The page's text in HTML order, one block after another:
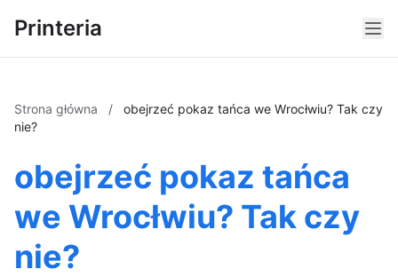
Printeria
Strona główna /
obejrzeć pokaz tańca we Wrocłwiu? Tak czy
nie?
obejrzeć pokaz tańca
we Wrocłwiu? Tak czy
nie?